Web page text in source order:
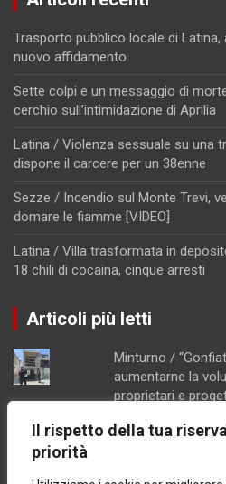
Il rispetto della tua
priorità
Trasporto pubblico locale di
nuovo affidamento
Sette colpi e un messaggio di
cerchio sull’intimidazione di Aprilia
Latina / Violenza sessuale su una
dispone il carcere per un 38enne
Sezze / Incendio sul Monte Trevi,
domare le fiamme [VIDEO]
Latina / Villa trasformata in
18 chili di cocaina, cinque arresti
Articoli più letti
Minturno /
aumentarne la
proprietari e
Costi lievitati per il
l'analisi della